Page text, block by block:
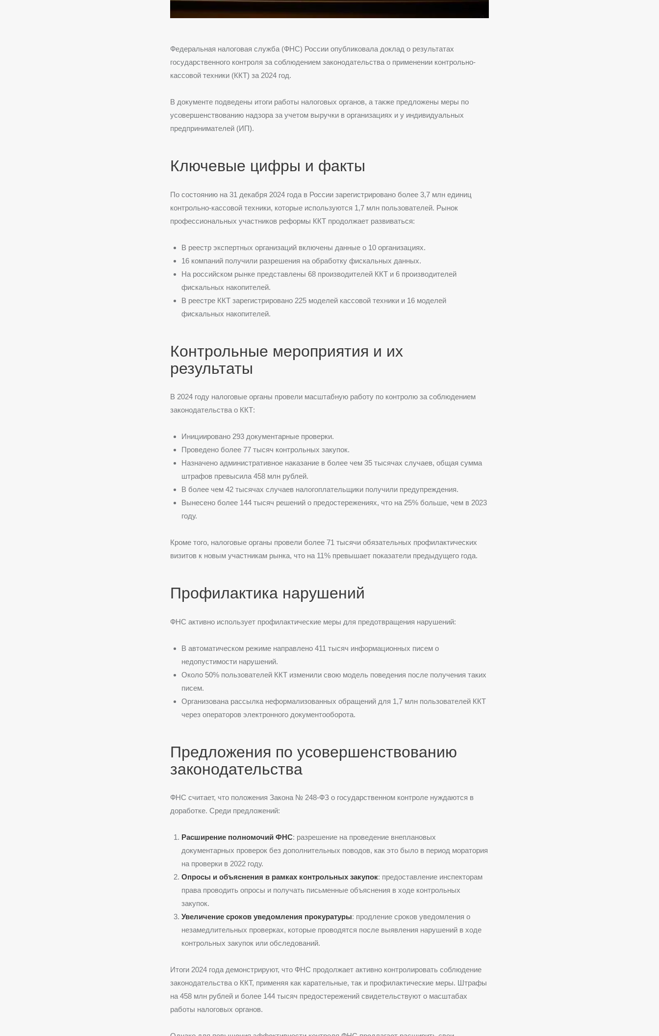
Федеральная налоговая служба (ФНС) России опубликовала доклад о результатах
государственного контроля за соблюдением законодательства о применении контрольно-
кассовой техники (ККТ) за 2024 год.
В документе подведены итоги работы налоговых органов, а также предложены меры по
усовершенствованию надзора за учетом выручки в организациях и у индивидуальных
предпринимателей (ИП).
Ключевые цифры и факты
По состоянию на 31 декабря 2024 года в России зарегистрировано более 3,7 млн единиц
контрольно-кассовой техники, которые используются 1,7 млн пользователей. Рынок
профессиональных участников реформы ККТ продолжает развиваться:
В реестр экспертных организаций включены данные о 10 организациях.
16 компаний получили разрешения на обработку фискальных данных.
На российском рынке представлены 68 производителей ККТ и 6 производителей
фискальных накопителей.
В реестре ККТ зарегистрировано 225 моделей кассовой техники и 16 моделей
фискальных накопителей.
Контрольные мероприятия и их
результаты
В 2024 году налоговые органы провели масштабную работу по контролю за соблюдением
законодательства о ККТ:
Инициировано 293 документарные проверки.
Проведено более 77 тысяч контрольных закупок.
Назначено административное наказание в более чем 35 тысячах случаев, общая сумма
штрафов превысила 458 млн рублей.
В более чем 42 тысячах случаев налогоплательщики получили предупреждения.
Вынесено более 144 тысяч решений о предостережениях, что на 25% больше, чем в 2023
году.
Кроме того, налоговые органы провели более 71 тысячи обязательных профилактических
визитов к новым участникам рынка, что на 11% превышает показатели предыдущего года.
Профилактика нарушений
ФНС активно использует профилактические меры для предотвращения нарушений:
В автоматическом режиме направлено 411 тысяч информационных писем о
недопустимости нарушений.
Около 50% пользователей ККТ изменили свою модель поведения после получения таких
писем.
Организована рассылка неформализованных обращений для 1,7 млн пользователей ККТ
через операторов электронного документооборота.
Предложения по усовершенствованию
законодательства
ФНС считает, что положения Закона № 248-ФЗ о государственном контроле нуждаются в
доработке. Среди предложений:
Расширение полномочий ФНС: разрешение на проведение внеплановых
документарных проверок без дополнительных поводов, как это было в период моратория
на проверки в 2022 году.
Опросы и объяснения в рамках контрольных закупок: предоставление инспекторам
права проводить опросы и получать письменные объяснения в ходе контрольных
закупок.
Увеличение сроков уведомления прокуратуры: продление сроков уведомления о
незамедлительных проверках, которые проводятся после выявления нарушений в ходе
контрольных закупок или обследований.
Итоги 2024 года демонстрируют, что ФНС продолжает активно контролировать соблюдение
законодательства о ККТ, применяя как карательные, так и профилактические меры. Штрафы
на 458 млн рублей и более 144 тысяч предостережений свидетельствуют о масштабах
работы налоговых органов.